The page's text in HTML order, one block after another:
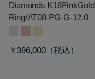
Diamonds K18PinkGold
Ring/AT08-PG-G-12.0
￥396,000